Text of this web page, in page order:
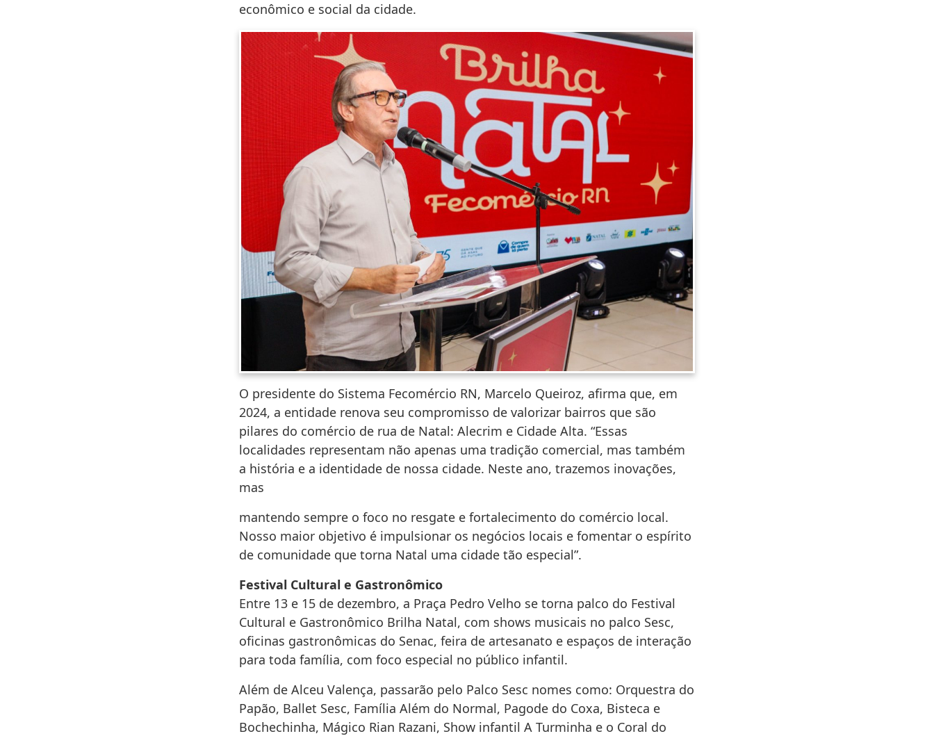
econômico e social da cidade.
O presidente do Sistema Fecomércio RN, Marcelo Queiroz, afirma que, em
2024, a entidade renova seu compromisso de valorizar bairros que são
pilares do comércio de rua de Natal: Alecrim e Cidade Alta. “Essas
localidades representam não apenas uma tradição comercial, mas também
a história e a identidade de nossa cidade. Neste ano, trazemos inovações,
mas
mantendo sempre o foco no resgate e fortalecimento do comércio local.
Nosso maior objetivo é impulsionar os negócios locais e fomentar o espírito
de comunidade que torna Natal uma cidade tão especial”.
Festival Cultural e Gastronômico
Entre 13 e 15 de dezembro, a Praça Pedro Velho se torna palco do Festival
Cultural e Gastronômico Brilha Natal, com shows musicais no palco Sesc,
oficinas gastronômicas do Senac, feira de artesanato e espaços de interação
para toda família, com foco especial no público infantil.
Além de Alceu Valença, passarão pelo Palco Sesc nomes como: Orquestra do
Papão, Ballet Sesc, Família Além do Normal, Pagode do Coxa, Bisteca e
Bochechinha, Mágico Rian Razani, Show infantil A Turminha e o Coral do